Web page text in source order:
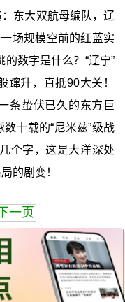
东大双航母编队，辽
场规模空前的红蓝实
数字是什么？“辽宁”
蹿升，直抵90大关！
条蛰伏已久的东方巨
十载的“尼米兹”级战
个字，这是大洋深处
的剧变！
下一页